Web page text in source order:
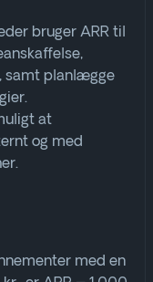
bruger ARR til
samt planlægge
at
og med
.
med en